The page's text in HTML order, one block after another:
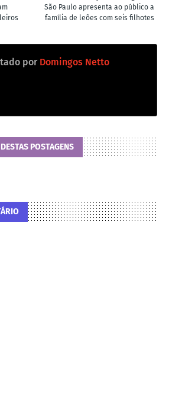
São Paulo apresenta ao público a
família de leões com seis filhotes
por Domingos Netto
POSTAGENS